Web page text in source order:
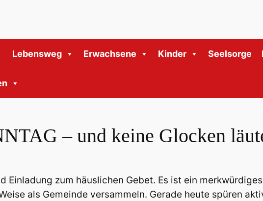
Lebensweg Erwachsene Kinder Seelsorge
– und keine Glocken
Einladung zum häuslichen Gebet. Es ist ein
als Gemeinde versammeln. Gerade heute spüren